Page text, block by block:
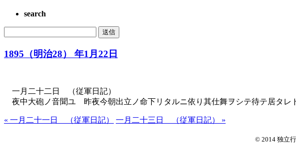
search
1895（明治28） 年1月22日
一月二十二日 （従軍日記）
夜中大砲ノ音聞ユ 昨夜今朝出立ノ命下リタルニ依り其仕舞ヲシテ待テ居
« 一月二十一日 （従軍日記） 一月二十三日 （従軍日記） »
© 2014 独立